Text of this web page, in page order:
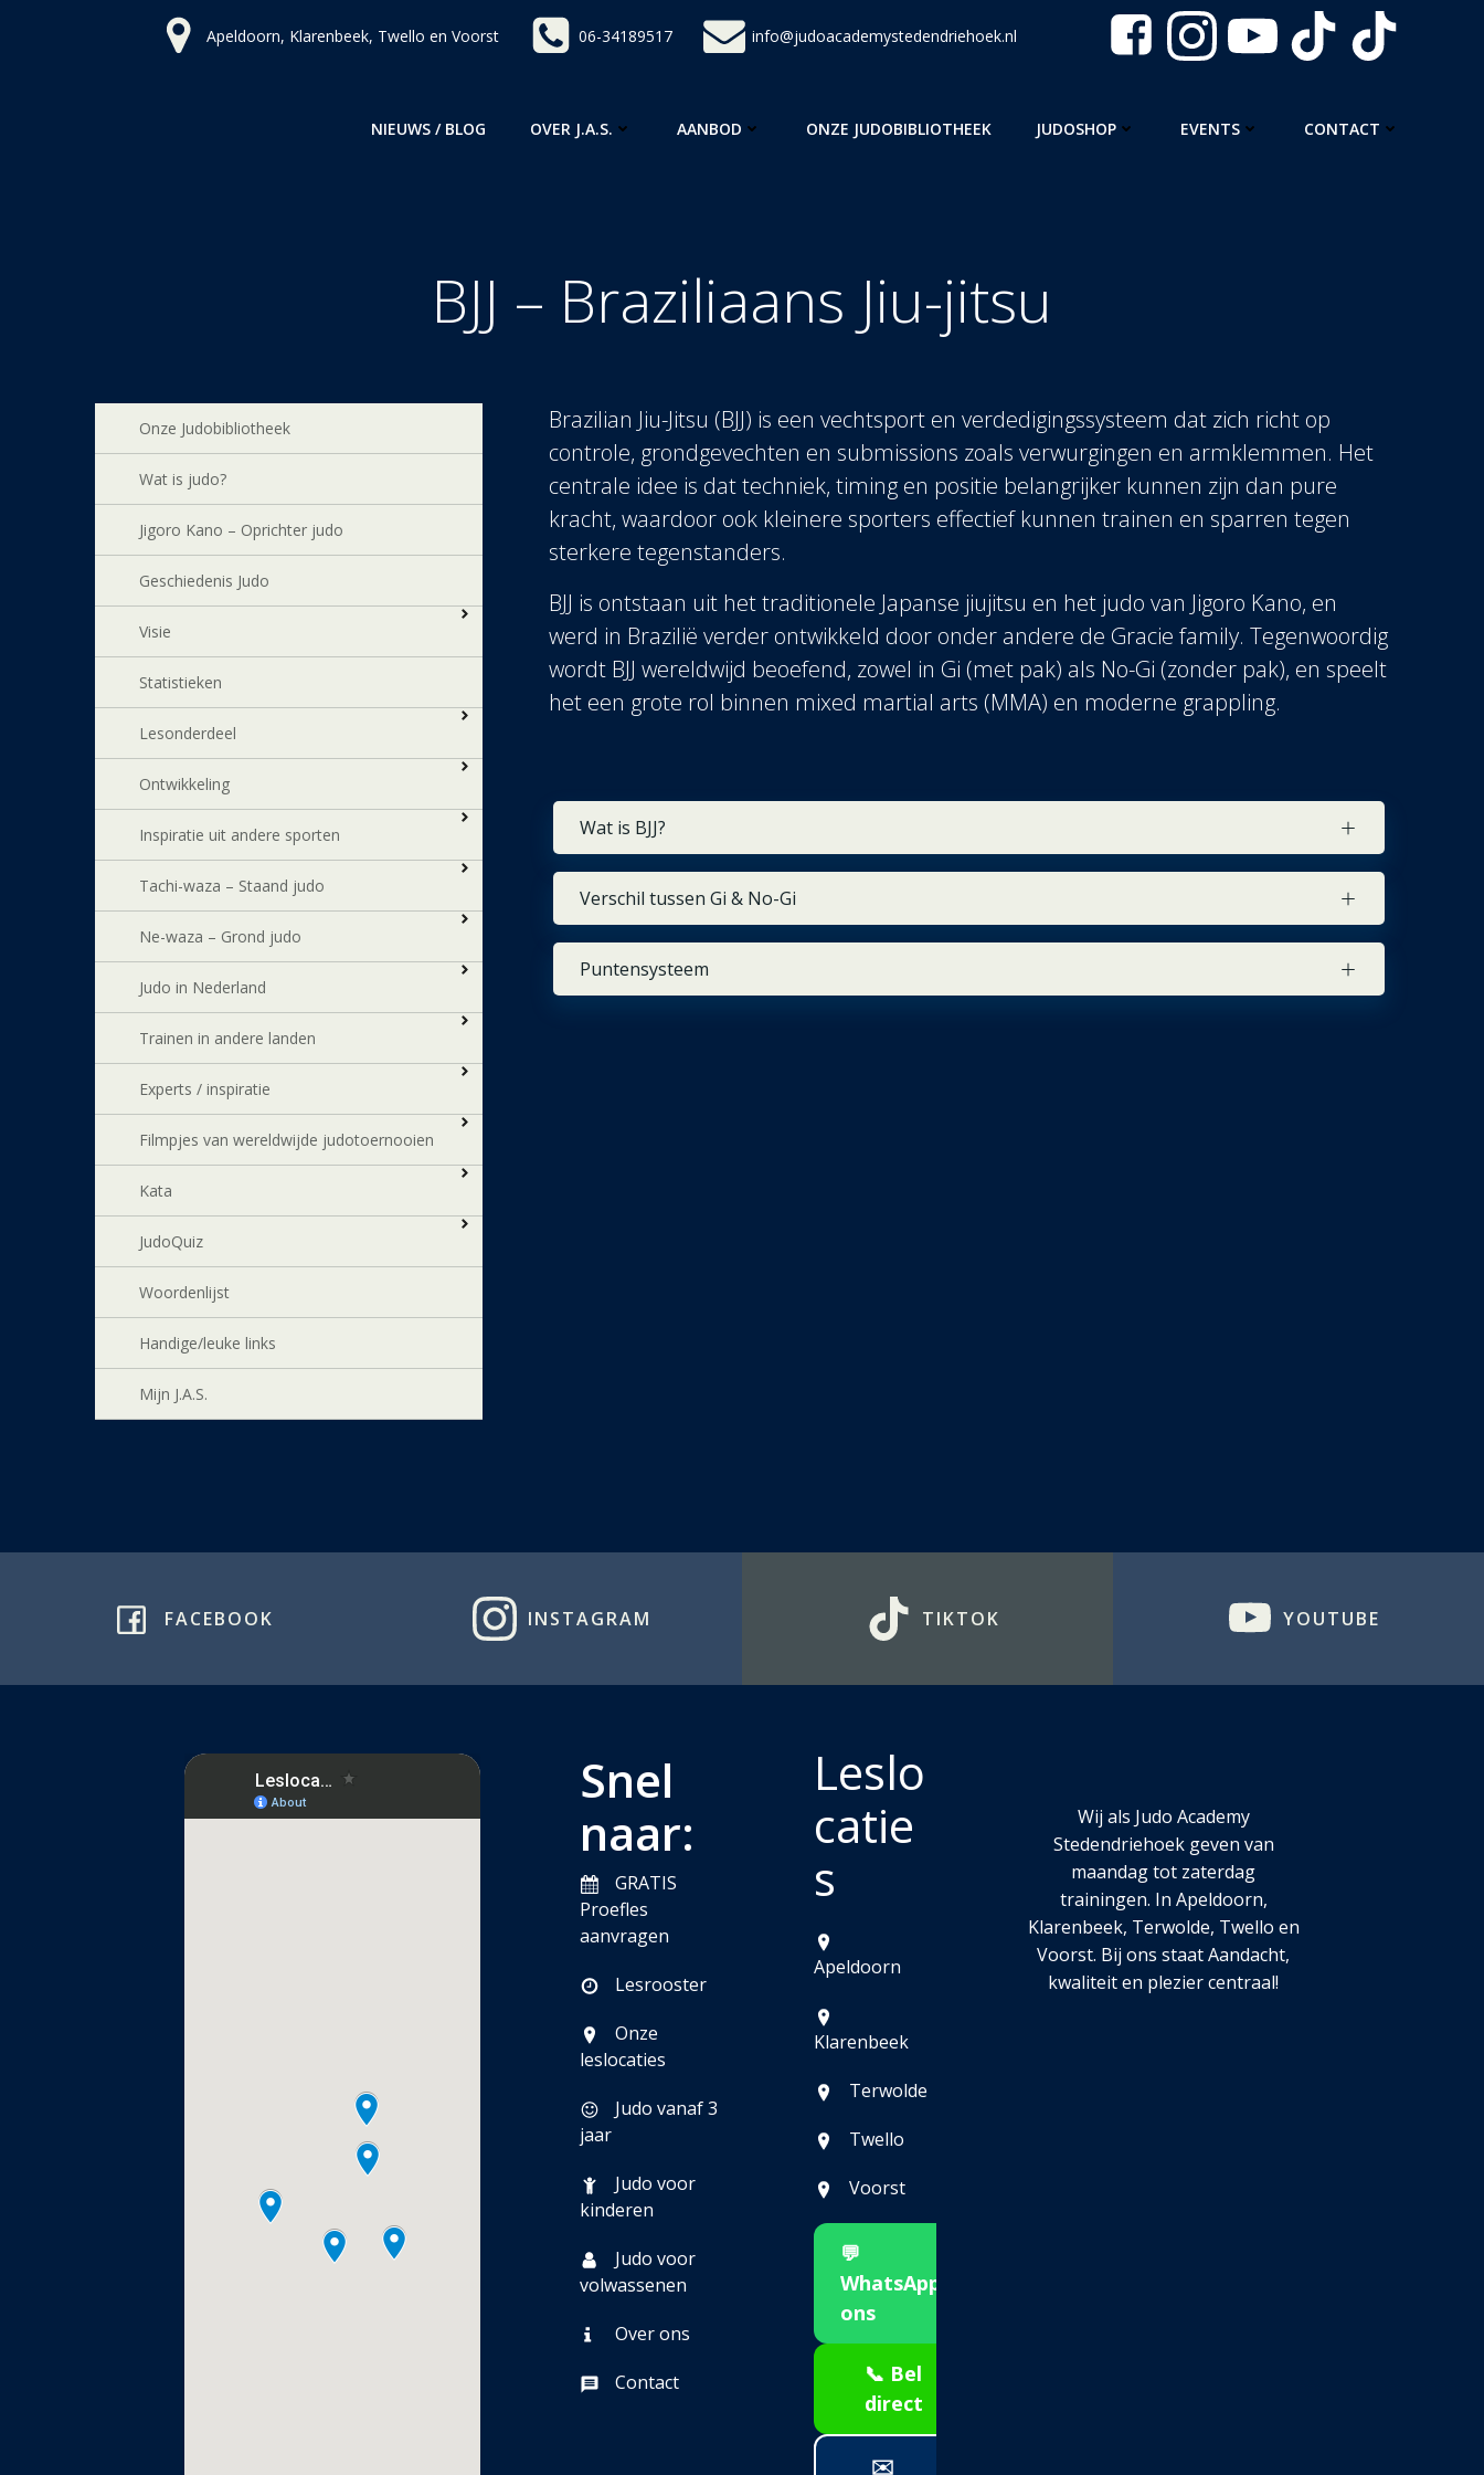
Apeldoorn, Klarenbeek, Twello en Voorst 06-34189517 info@judoacademystedendriehoek.nl
NIEUWS / BLOG OVER J.A.S. AANBOD ONZE JUDOBIBLIOTHEEK JUDOSHOP EVENTS CONTACT
BJJ – Braziliaans Jiu-jitsu
Onze Judobibliotheek
Wat is judo?
Jigoro Kano – Oprichter judo
Geschiedenis Judo
Visie
Statistieken
Lesonderdeel
Ontwikkeling
Inspiratie uit andere sporten
Tachi-waza – Staand judo
Ne-waza – Grond judo
Judo in Nederland
Trainen in andere landen
Experts / inspiratie
Filmpjes van wereldwijde judotoernooien
Kata
JudoQuiz
Woordenlijst
Handige/leuke links
Mijn J.A.S.
Brazilian Jiu-Jitsu (BJJ) is een vechtsport en verdedigingssysteem dat zich richt op
controle, grondgevechten en submissions zoals verwurgingen en armklemmen. Het
centrale idee is dat techniek, timing en positie belangrijker kunnen zijn dan pure
kracht, waardoor ook kleinere sporters effectief kunnen trainen en sparren tegen
sterkere tegenstanders.
BJJ is ontstaan uit het traditionele Japanse jiujitsu en het judo van Jigoro Kano, en
werd in Brazilië verder ontwikkeld door onder andere de Gracie family. Tegenwoordig
wordt BJJ wereldwijd beoefend, zowel in Gi (met pak) als No-Gi (zonder pak), en speelt
het een grote rol binnen mixed martial arts (MMA) en moderne grappling.
Wat is BJJ?
Verschil tussen Gi & No-Gi
Puntensysteem
FACEBOOK INSTAGRAM TIKTOK YOUTUBE
Snel
naar:
GRATIS
Proefles
aanvragen
Lesrooster
Onze
leslocaties
Judo vanaf 3
jaar
Judo voor
kinderen
Judo voor
volwassenen
Over ons
Contact
Leslo
catie
s
Apeldoorn
Klarenbeek
Terwolde
Twello
Voorst
💬
WhatsApp
ons
📞 Bel
direct
✉️
Wij als Judo Academy
Stedendriehoek geven van
maandag tot zaterdag
trainingen. In Apeldoorn,
Klarenbeek, Terwolde, Twello en
Voorst. Bij ons staat Aandacht,
kwaliteit en plezier centraal!